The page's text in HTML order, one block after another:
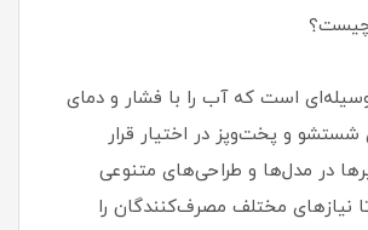
است که آب را با فشار و دمای
شستشو و پخت‌وپز در اختیار قرار
در مدل‌ها و طراحی‌های متنوعی
نیازهای مختلف مصرف‌کنندگان را